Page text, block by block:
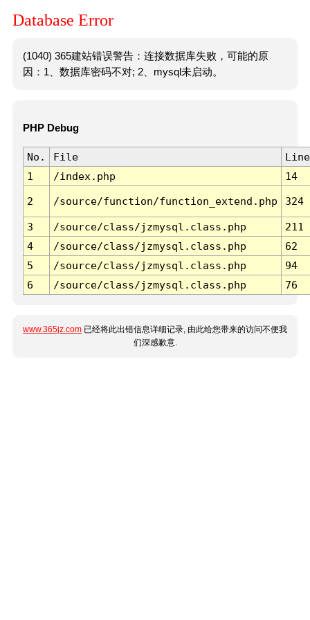
Database Error
(1040) 365建站错误警告：连接数据库失败，可能的原
因：1、数据库密码不对; 2、mysql未启动。
PHP Debug
No. File
Line
1
/index.php 14
2 /source/function/function_extend.php 324
3 /source/class/jzmysql.class.php
211
4
/source/class/jzmysql.class.php
62
5
/source/class/jzmysql.class.php
94
6
/source/class/jzmysql.class.php 76
www.365jz.com 已经将此出错信息详细记录, 由此给您带来的访问不便我
们深感歉意.